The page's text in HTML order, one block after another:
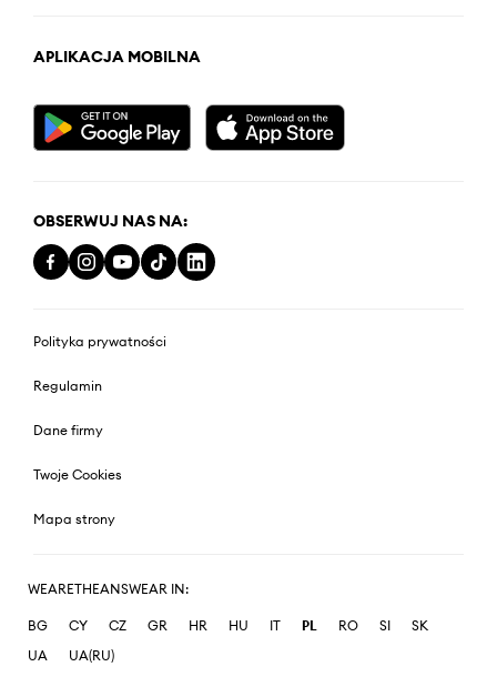
APLIKACJA MOBILNA
OBSERWUJ NAS NA:
Polityka prywatności
Regulamin
Dane firmy
Twoje Cookies
Mapa strony
WEARETHEANSWEAR IN:
BG CY CZ GR HR HU IT PL RO SI
SK
UA
UA(RU)